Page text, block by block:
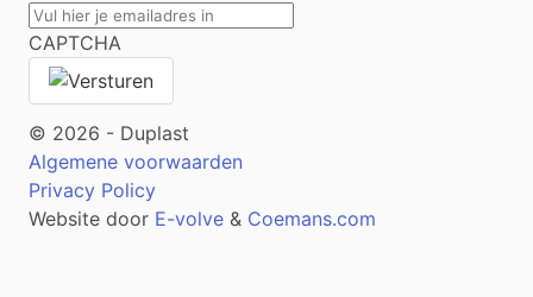
CAPTCHA
© 2026 - Duplast
Algemene voorwaarden
Privacy Policy
Website door E-volve & Coemans.com